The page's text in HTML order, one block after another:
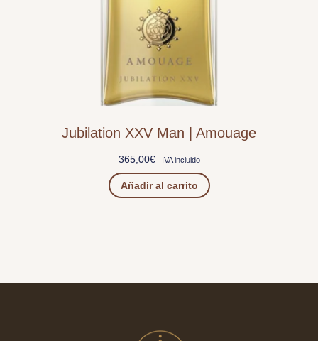
Jubilation XXV Man | Amouage
365,00€ IVA incluido
Añadir al carrito